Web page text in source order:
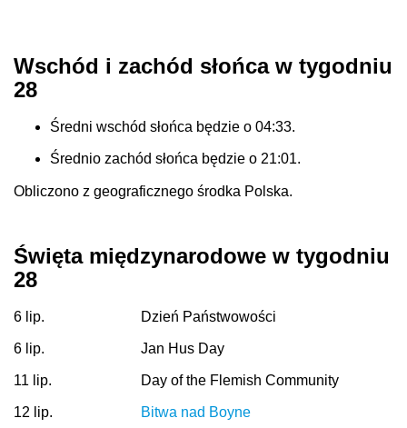
Wschód i zachód słońca w tygodniu
28
Średni wschód słońca będzie o 04:33.
Średnio zachód słońca będzie o 21:01.
Obliczono z geograficznego środka Polska.
Święta międzynarodowe w tygodniu
28
6 lip. Dzień Państwowości
6 lip. Jan Hus Day
11 lip. Day of the Flemish Community
12 lip. Bitwa nad Boyne